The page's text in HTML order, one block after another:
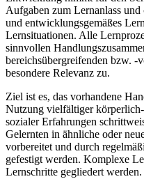
Aufgaben zum Lernanlass
und entwicklungsgemäßes
Lernsituationen. Alle
sinnvollen
bereichsübergreifenden bzw. -
besondere Relevanz zu.
Ziel ist es, das vorhandene
Nutzung vielfältiger
sozialer Erfahrungen
Gelernten in ähnliche oder
vorbereitet und durch
gefestigt werden. Komplexe
Lernschritte gegliedert werden.